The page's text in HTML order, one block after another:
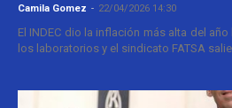
Camila Gomez - 22/04/2026 14:30
El INDEC dio la inflación más alta del
los laboratorios y el sindicato FATSA